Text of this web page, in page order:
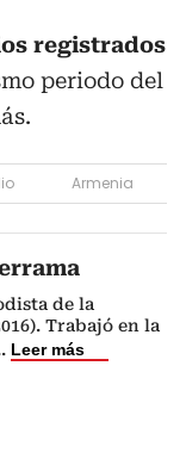
registrados
periodo del
Armenia
de la
Trabajó en la
Leer más